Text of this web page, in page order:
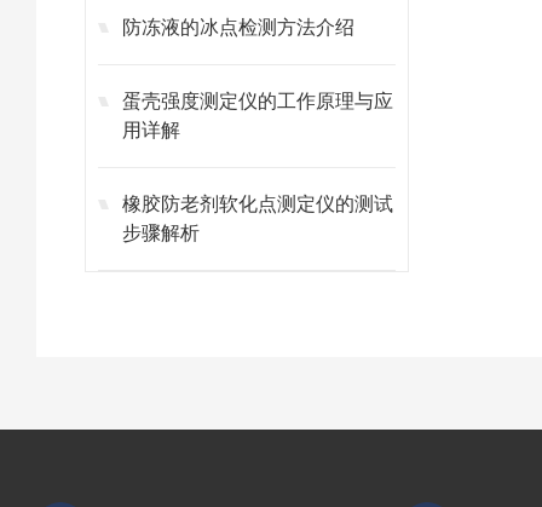
防冻液的冰点检测方法介绍
蛋壳强度测定仪的工作原理与应
用详解
橡胶防老剂软化点测定仪的测试
步骤解析